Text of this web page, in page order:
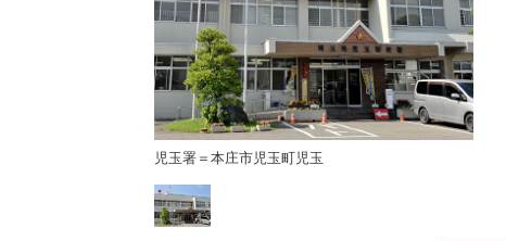
児玉署＝本庄市児玉町児玉